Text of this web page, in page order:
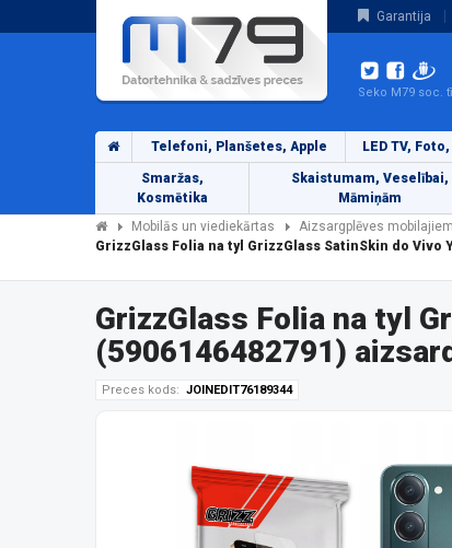
Garantija
Seko M79 soc.
Telefoni, Planšetes, Apple LED TV,
Smaržas,
Kosmētika
Skaistumam, Veselībai,
Māmiņām
Mobilās un viediekārtas
Aizsargplēves
GrizzGlass Folia na tyl GrizzGlass SatinSkin do Vivo
GrizzGlass Folia na tyl
(5906146482791)
Preces kods: JOINEDIT76189344